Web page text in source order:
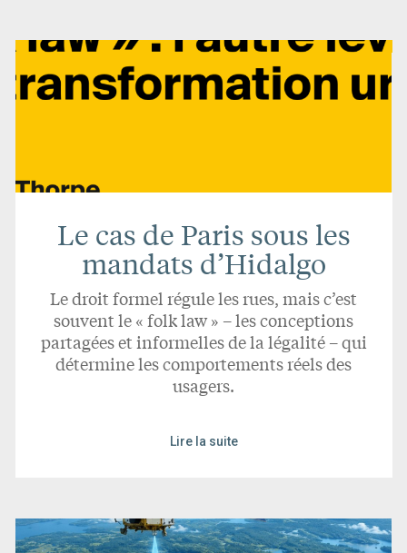
Le cas de Paris sous les
mandats d’Hidalgo
Le droit formel régule les rues, mais c’est
souvent le « folk law » – les conceptions
partagées et informelles de la légalité – qui
détermine les comportements réels des
usagers.
Lire la suite